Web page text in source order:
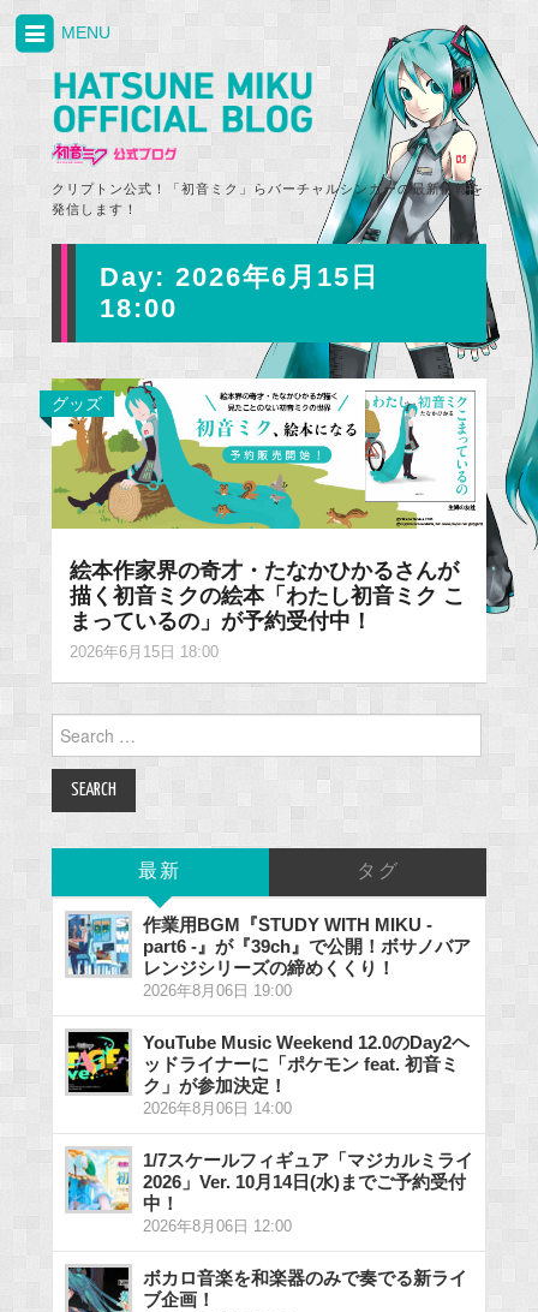
クリプトン公式！「初音ミク」らバーチャルシンガーの最新情報を
発信します！
MENU
Day: 2026年6月15日
18:00
グッズ
絵本作家界の奇才・たなかひかるさんが
描く初音ミクの絵本「わたし初音ミク こ
まっているの」が予約受付中！
2026年6月15日 18:00
for:
最新 タグ
作業用BGM『STUDY WITH MIKU -
part6 -』が『39ch』で公開！ボサノバア
レンジシリーズの締めくくり！
2026年8月06日 19:00
YouTube Music Weekend 12.0のDay2ヘ
ッドライナーに「ポケモン feat. 初音ミ
ク」が参加決定！
2026年8月06日 14:00
1/7スケールフィギュア「マジカルミライ
2026」Ver. 10月14日(水)までご予約受付
中！
2026年8月06日 12:00
ボカロ音楽を和楽器のみで奏でる新ライ
ブ企画！